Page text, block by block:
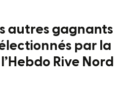
autres gagnants
par la
Rive Nord